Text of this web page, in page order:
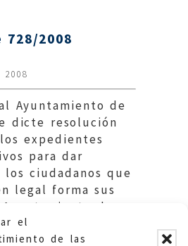
el
de las
728/2008
Ayuntamiento de
dicte resolución
expedientes
para dar
los ciudadanos que
legal forma sus
de